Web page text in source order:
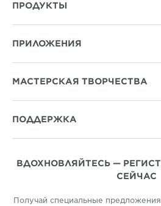
ПРОДУКТЫ
ПРИЛОЖЕНИЯ
МАСТЕРСКАЯ ТВОРЧЕСТВА
ПОДДЕРЖКА
ВДОХНОВЛЯЙТЕСЬ —
СЕЙЧАС
Получай специальные